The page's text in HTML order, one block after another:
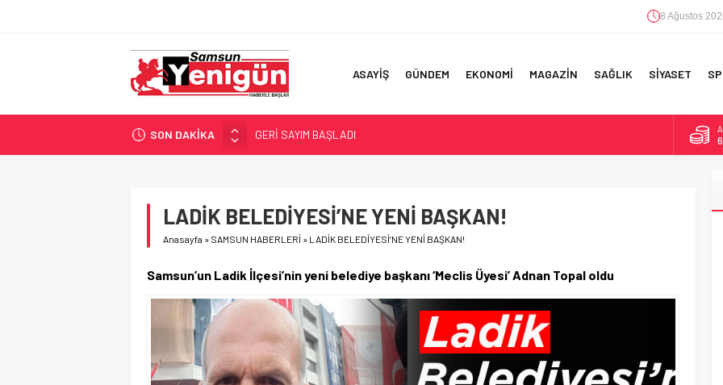
8 Ağustos
ASAYİŞ GÜNDEM EKONOMİ MAGAZİN SAĞLIK SİYASET
SON DAKİKA
GERİ SAYIM BAŞLADI
SAMSUNSPOR’DA HEDEF 5’İNCİLİK!
İŞTE FINDIK FİYATI!
YÖNETİCİ SEÇERKEN YAPILAN EN BÜYÜK HATALAR
LADİK BELEDİYESİ’NE YENİ BAŞKAN!
Anasayfa » SAMSUN HABERLERİ » LADİK BELEDİYESİ’NE YENİ BAŞKAN!
Samsun’un Ladik İlçesi’nin yeni belediye başkanı ‘Meclis Üyesi’ Adnan Topal oldu